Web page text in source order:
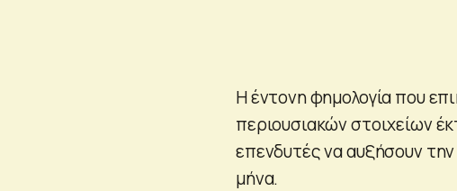
Η έντονη φημολογία που
περιουσιακών στοιχείων
επενδυτές να αυξήσουν
μήνα.